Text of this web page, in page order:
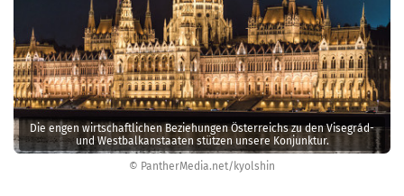
© PantherMedia.net/kyolshin
Die engen wirtschaftlichen Beziehungen Österreichs zu den Visegrád-
und Westbalkanstaaten stützen unsere Konjunktur.